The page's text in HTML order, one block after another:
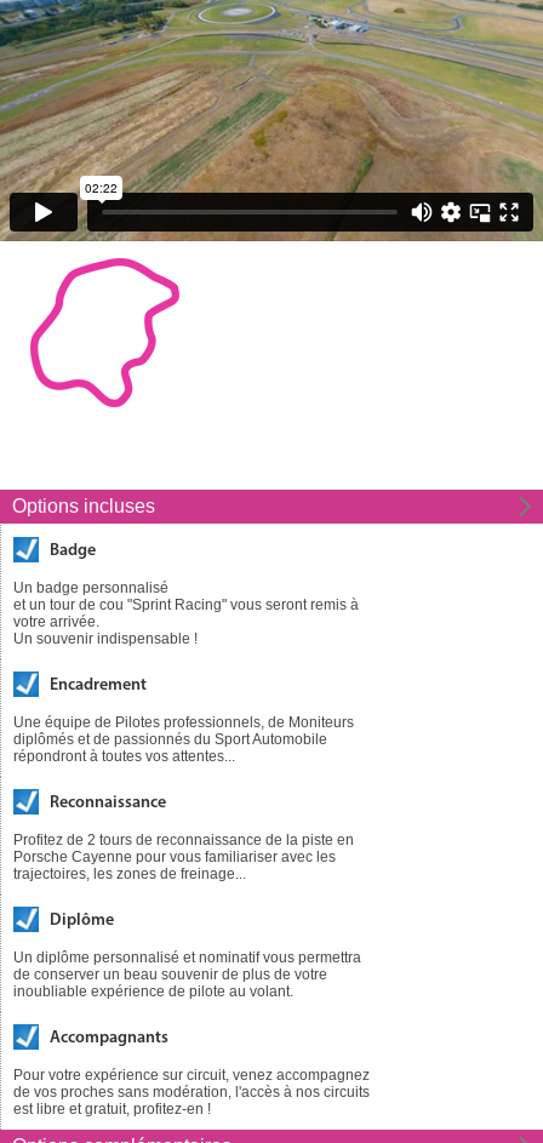
Options incluses
Badge
Un badge personnalisé
et un tour de cou "Sprint Racing" vous seront remis à
votre arrivée.
Un souvenir indispensable !
Encadrement
Une équipe de Pilotes professionnels, de Moniteurs
diplômés et de passionnés du Sport Automobile
répondront à toutes vos attentes...
Reconnaissance
Profitez de 2 tours de reconnaissance de la piste en
Porsche Cayenne pour vous familiariser avec les
trajectoires, les zones de freinage...
Diplôme
Un diplôme personnalisé et nominatif vous permettra
de conserver un beau souvenir de plus de votre
inoubliable expérience de pilote au volant.
Accompagnants
Pour votre expérience sur circuit, venez accompagnez
de vos proches sans modération, l'accès à nos circuits
est libre et gratuit, profitez-en !